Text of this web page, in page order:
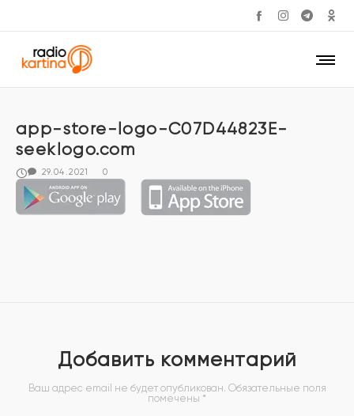
app-store-logo-C07D44823E-
seeklogo.com
29.04.2021 0
Добавить комментарий
Ваш адрес email не будет опубликован. Обязательные поля
помечены *